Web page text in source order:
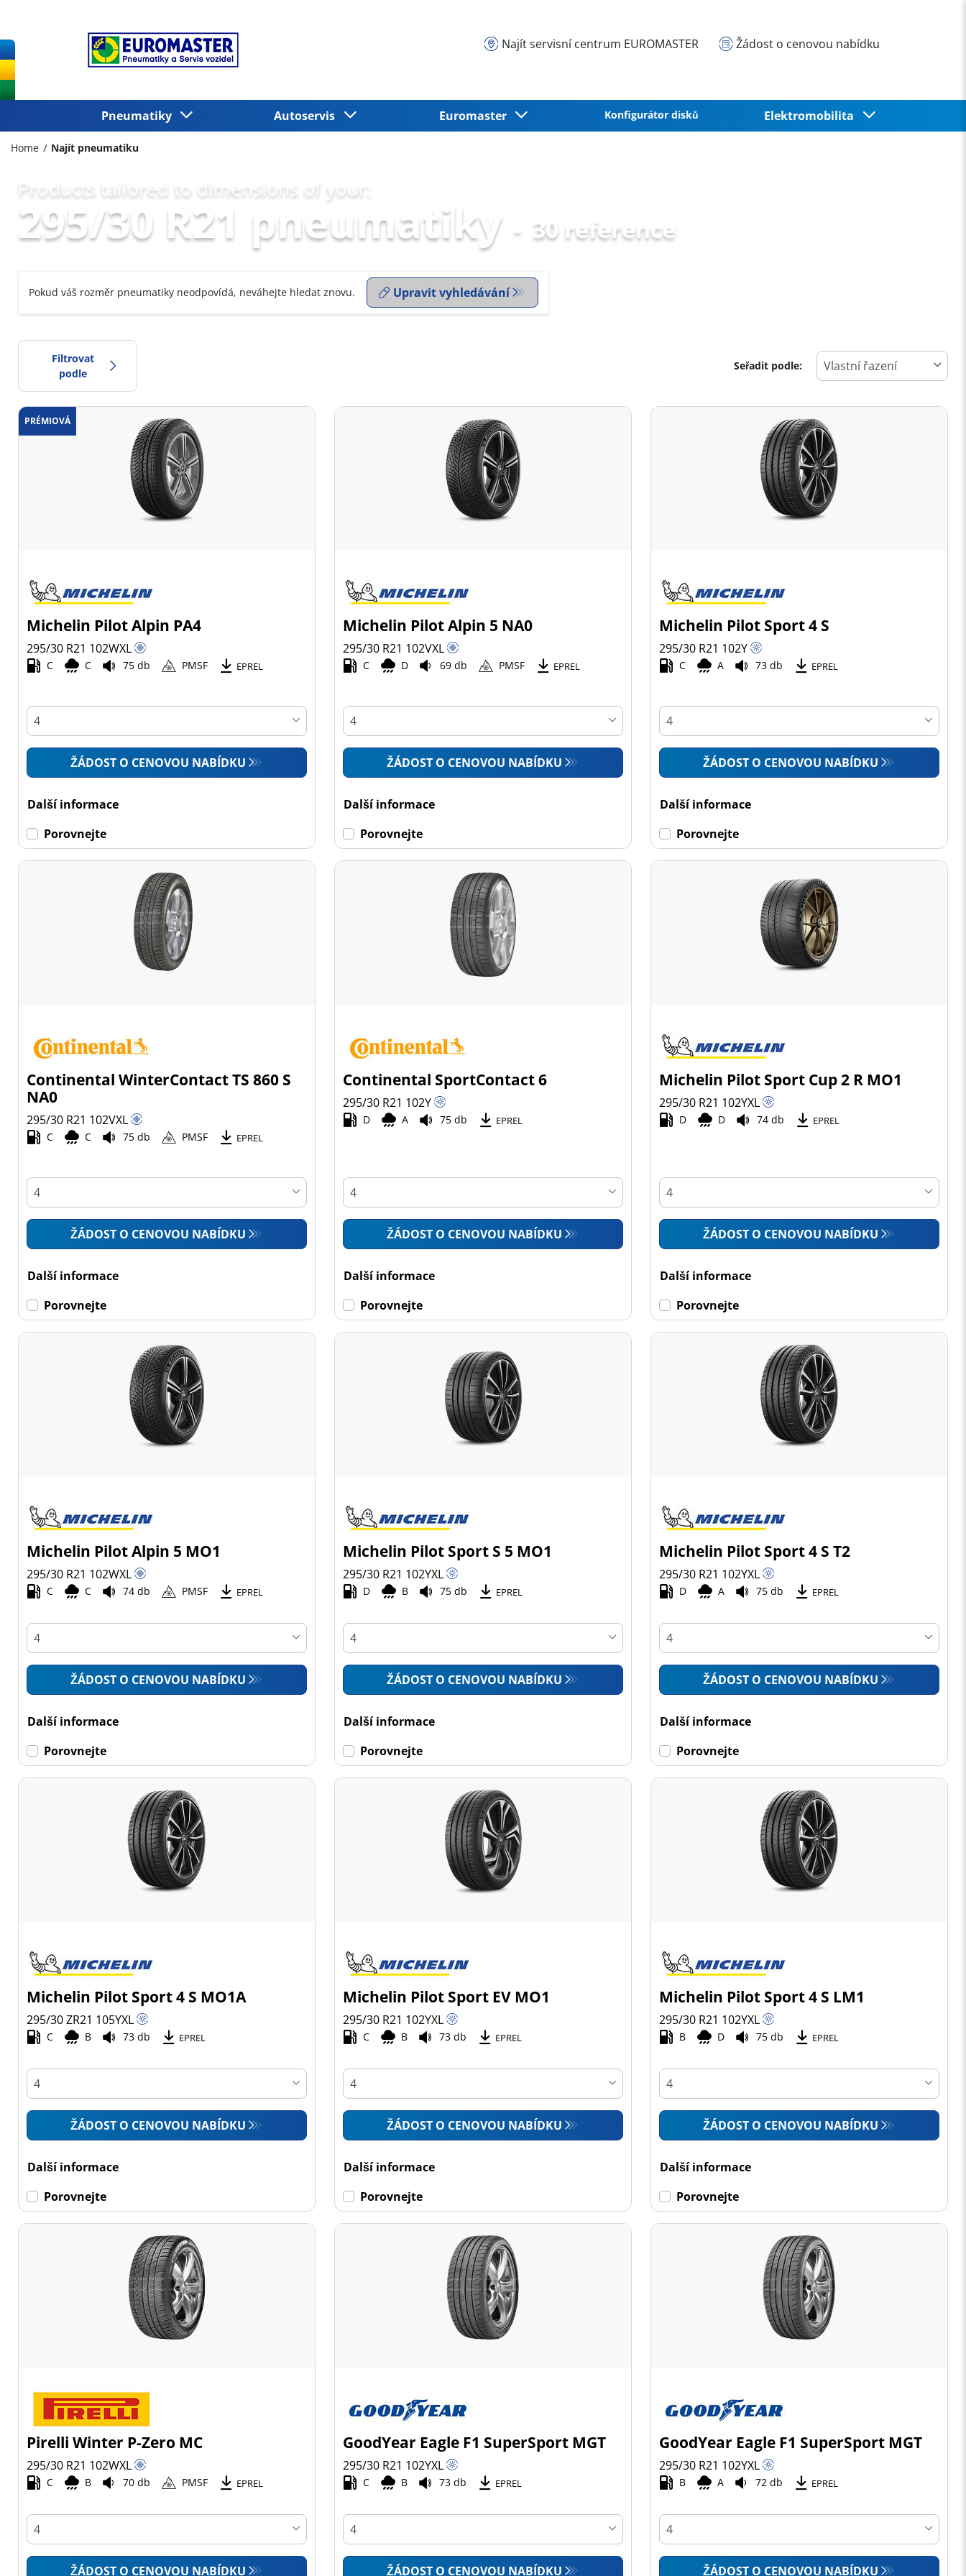
Najít servisní centrum EUROMASTER Žádost o cenovou nabídku
Pneumatiky Autoservis Euromaster Konfigurátor disků Elektromobilita
Home Najít pneumatiku
Products tailored to dimensions of your:
295/30 R21 pneumatiky - 30 reference
Pokud váš rozměr pneumatiky neodpovídá, neváhejte hledat znovu. Upravit vyhledávání
Filtrovat
podle
Cena
0 2
Všechny typy (30)
Celoroční (0)
Všechny typy (30)
Dodávka (0)
Campingový vůz (0)
(0)
Dojezdové
Ne dojezdové (30)
Seřadit podle:
PRÉMIOVÁ
Michelin Pilot Alpin PA4
295/30 R21 102WXL
C C 75 db PMSF EPREL
ŽÁDOST O CENOVOU NABÍDKU
Další informace
Porovnejte
Michelin Pilot Alpin 5 NA0
295/30 R21 102VXL
C D 69 db PMSF EPREL
ŽÁDOST O CENOVOU NABÍDKU
Další informace
Porovnejte
Michelin Pilot Sport 4 S
295/30 R21 102Y
C A 73 db EPREL
ŽÁDOST O CENOVOU NABÍDKU
Další informace
Porovnejte
Continental WinterContact TS 860 S
NA0
295/30 R21 102VXL
C C 75 db PMSF EPREL
ŽÁDOST O CENOVOU NABÍDKU
Další informace
Porovnejte
Continental SportContact 6
295/30 R21 102Y
D A 75 db EPREL
ŽÁDOST O CENOVOU NABÍDKU
Další informace
Porovnejte
Michelin Pilot Sport Cup 2 R MO1
295/30 R21 102YXL
D D 74 db EPREL
ŽÁDOST O CENOVOU NABÍDKU
Další informace
Porovnejte
Michelin Pilot Alpin 5 MO1
295/30 R21 102WXL
C C 74 db PMSF EPREL
ŽÁDOST O CENOVOU NABÍDKU
Další informace
Porovnejte
Michelin Pilot Sport S 5 MO1
295/30 R21 102YXL
D B 75 db EPREL
ŽÁDOST O CENOVOU NABÍDKU
Další informace
Porovnejte
Michelin Pilot Sport 4 S T2
295/30 R21 102YXL
D A 75 db EPREL
ŽÁDOST O CENOVOU NABÍDKU
Další informace
Porovnejte
Michelin Pilot Sport 4 S MO1A
295/30 ZR21 105YXL
C B 73 db EPREL
ŽÁDOST O CENOVOU NABÍDKU
Další informace
Porovnejte
Michelin Pilot Sport EV MO1
295/30 R21 102YXL
C B 73 db EPREL
ŽÁDOST O CENOVOU NABÍDKU
Další informace
Porovnejte
Michelin Pilot Sport 4 S LM1
295/30 R21 102YXL
B D 75 db EPREL
ŽÁDOST O CENOVOU NABÍDKU
Další informace
Porovnejte
Pirelli Winter P-Zero MC
295/30 R21 102WXL
C B 70 db PMSF EPREL
ŽÁDOST O CENOVOU NABÍDKU
GoodYear Eagle F1 SuperSport MGT
295/30 R21 102YXL
C B 73 db EPREL
ŽÁDOST O CENOVOU NABÍDKU
GoodYear Eagle F1 SuperSport MGT
295/30 R21 102YXL
B A 72 db EPREL
ŽÁDOST O CENOVOU NABÍDKU